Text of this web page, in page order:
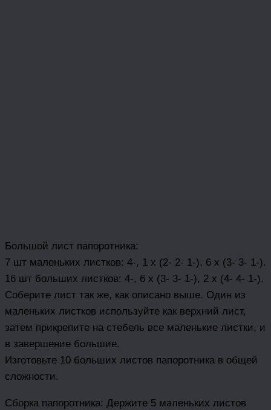
Большой лист папоротника:
7 шт маленьких листков: 4-, 1 х (2- 2- 1-), 6 х (3- 3- 1-).
16 шт больших листков: 4-, 6 х (3- 3- 1-), 2 х (4- 4- 1-).
Соберите лист так же, как описано выше. Один из
маленьких листков используйте как верхний лист,
затем прикрепите на стебель все маленькие листки, и
в завершение большие.
Изготовьте 10 больших листов папоротника в общей
сложности.
Сборка папоротника: Держите 5 маленьких листов